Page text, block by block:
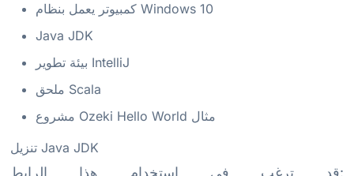
كمبيوتر يعمل بنظام Windows 10
Java JDK
بيئة تطوير IntelliJ
ملحق Scala
مشروع Ozeki Hello World مثال
تنزيل Java JDK
قد ترغب في استخدام هذا الرابط: